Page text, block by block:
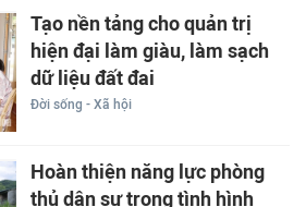
Tạo nền tảng cho quản trị
hiện đại làm giàu, làm sạch
dữ liệu đất đai
Đời sống - Xã hội
Hoàn thiện năng lực phòng
thủ dân sự trong tình hình